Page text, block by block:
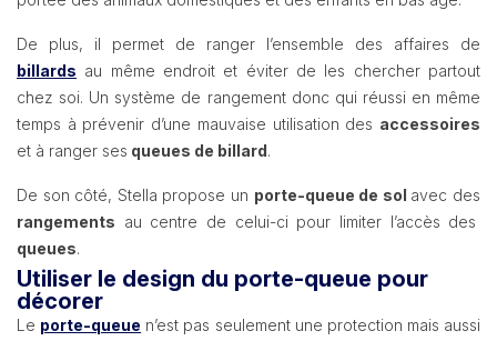
De plus, il permet de ranger l’ensemble des affaires de
billards au même endroit et éviter de les chercher partout
chez soi. Un système de rangement donc qui réussi en même
temps à prévenir d’une mauvaise utilisation des accessoires
et à ranger ses queues de billard.
De son côté, Stella propose un porte-queue de sol avec des
rangements au centre de celui-ci pour limiter l’accès des
queues.
Utiliser le design du porte-queue pour
décorer
Le porte-queue n’est pas seulement une protection mais aussi